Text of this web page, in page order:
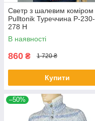
Светр з шалевим коміром
Pulltonik Туреччина P-230-
278 H
В наявності
860 ₴ 1 720 ₴
Купити
–50%